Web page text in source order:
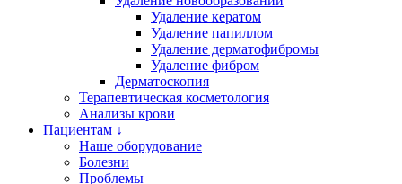
Удаление кератом
Удаление папиллом
Удаление дерматофибромы
Удаление фибром
Дерматоскопия
Терапевтическая косметология
Анализы крови
Пациентам ↓
Наше оборудование
Болезни
Проблемы